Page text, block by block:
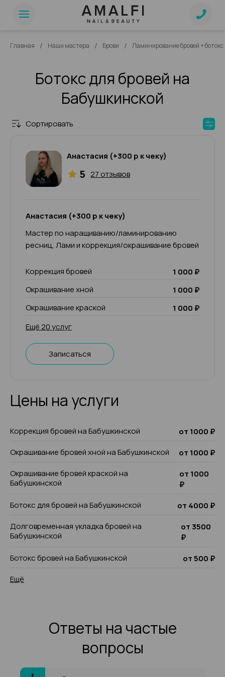
Главная / Наши мастера / Брови / Ламинирование бровей +
Ботокс для бровей на
Бабушкинской
Сортировать
Анастасия (+300 р к чеку)
5 27 отзывов
Анастасия (+300 р к чеку)
Мастер по наращиванию/ламинированию
ресниц, Лами и коррекция/окрашивание бровей
Коррекция бровей
1 000 ₽
Окрашивание хной
1 000 ₽
Окрашивание краской
1 000 ₽
Ещё 20 услуг
Записаться
Цены на услуги
Коррекция бровей на Бабушкинской
от 1000 ₽
Окрашивание бровей хной на Бабушкинской
от 1000 ₽
Окрашивание бровей краской на
Бабушкинской
от 1000
₽
Ботокс для бровей на Бабушкинской
от 4000 ₽
Долговременная укладка бровей на
Бабушкинской
от 3500
₽
Ботокс бровей на Бабушкинской
от 500 ₽
Ещё
Ответы на частые
вопросы